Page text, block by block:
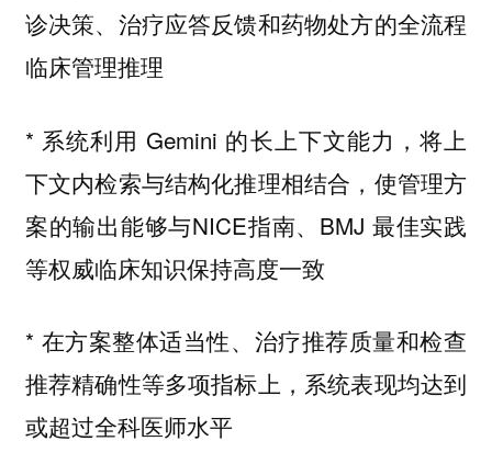
诊决策、治疗应答反馈和药物处方的全流程
临床管理推理
* 系统利用 Gemini 的长上下文能力，将上
下文内检索与结构化推理相结合，使管理方
案的输出能够与NICE指南、BMJ 最佳实践
等权威临床知识保持高度一致
* 在方案整体适当性、治疗推荐质量和检查
推荐精确性等多项指标上，系统表现均达到
或超过全科医师水平